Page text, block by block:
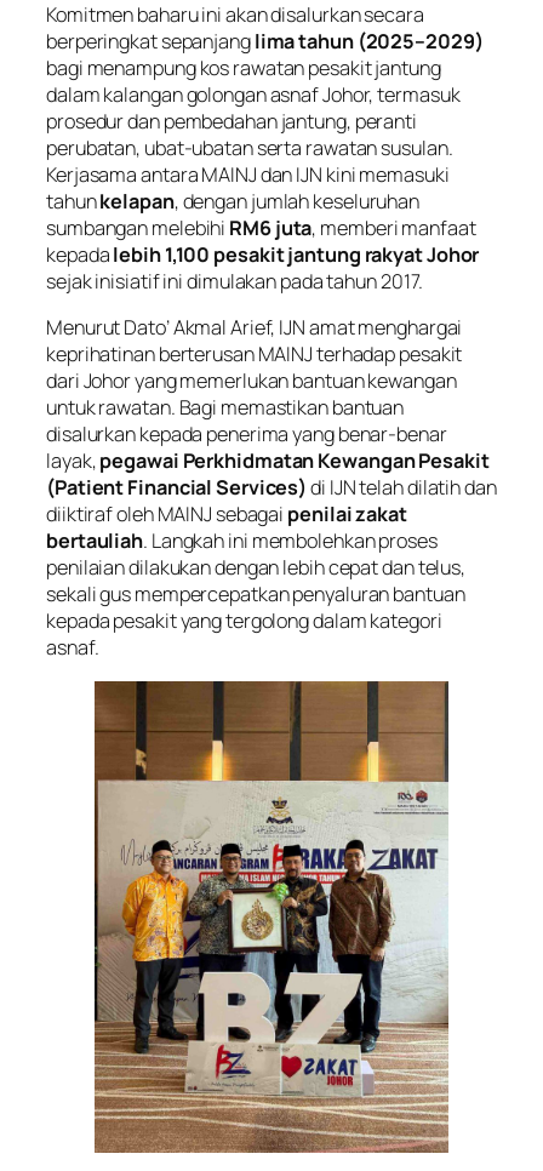
Komitmen baharu ini akan disalurkan secara
berperingkat sepanjanglima tahun (2025–2029)
bagi menampung kos rawatan pesakit jantung
dalam kalangan golongan asnaf Johor, termasuk
prosedur dan pembedahan jantung, peranti
perubatan, ubat-ubatan serta rawatan susulan.
Kerjasama antara MAINJ dan IJN kini memasuki
tahunkelapan, dengan jumlah keseluruhan
sumbangan melebihi RM6 juta, memberi manfaat
kepadalebih 1,100 pesakit jantung rakyat Johor
sejak inisiatif ini dimulakan pada tahun 2017.
Menurut Dato’ Akmal Arief, IJN amat menghargai
keprihatinan berterusan MAINJ terhadap pesakit
dari Johor yang memerlukan bantuan kewangan
untuk rawatan. Bagi memastikan bantuan
disalurkan kepada penerima yang benar-benar
layak,pegawai Perkhidmatan Kewangan Pesakit
(Patient Financial Services) di IJN telah dilatih dan
diiktiraf oleh MAINJ sebagai penilai zakat
bertauliah. Langkah ini membolehkan proses
penilaian dilakukan dengan lebih cepat dan telus,
sekali gus mempercepatkan penyaluran bantuan
kepada pesakit yang tergolong dalam kategori
asnaf.